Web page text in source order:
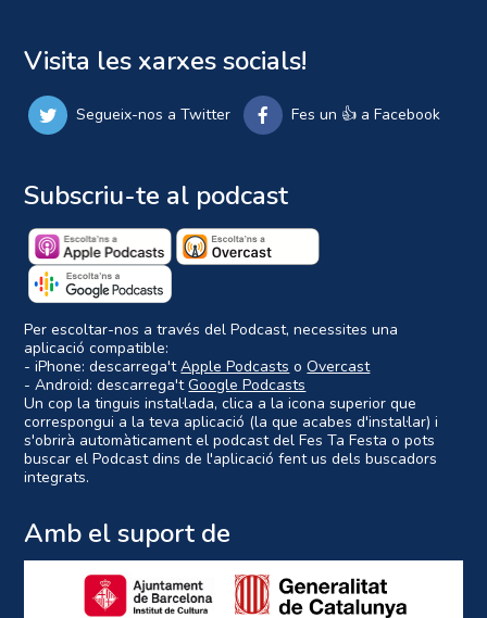
Visita les xarxes socials!
Segueix-nos a Twitter Fes un 👍 a Facebook
Subscriu-te al podcast
Per escoltar-nos a través del Podcast, necessites una
aplicació compatible:
- iPhone: descarrega'tApple Podcasts oOvercast
- Android: descarrega'tGoogle Podcasts
Un cop la tinguis instal·lada, clica a la icona superior que
correspongui a la teva aplicació (la que acabes d'instal·lar) i
s'obrirà automàticament el podcast del Fes Ta Festa o pots
buscar el Podcast dins de l'aplicació fent us dels buscadors
integrats.
Amb el suport de